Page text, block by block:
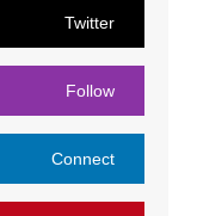
Twitter
Follow
Connect